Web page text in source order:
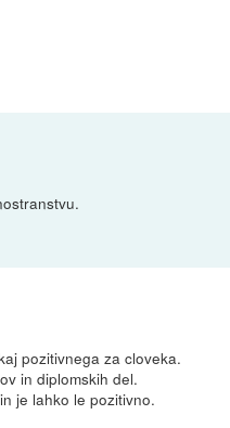
pozitivnega za cloveka.
in diplomskih del.
je lahko le pozitivno.